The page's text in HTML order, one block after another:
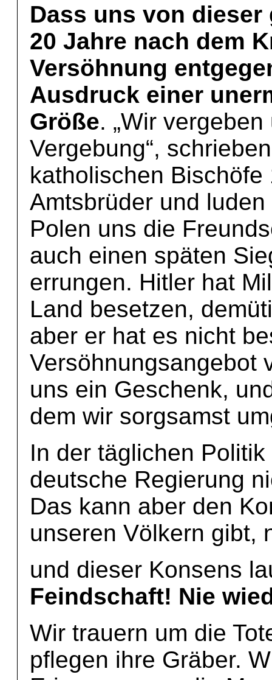
Dass uns von
20 Jahre nach dem
Versöhnung
Ausdruck einer
Größe. „Wir
Vergebung“,
katholischen
Amtsbrüder und
Polen uns die
auch einen späten
errungen. Hitler hat
Land besetzen,
aber er hat es nicht
Versöhnungsangebot
uns ein Geschenk,
dem wir sorgsamst
In der täglichen
deutsche Regierung
Das kann aber den
unseren Völkern gibt,
und dieser Konsens
Feindschaft! Nie
Wir trauern um die
pflegen ihre Gräber.